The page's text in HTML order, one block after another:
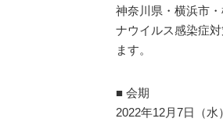
神奈川県・横浜市
ナウイルス感染症
ます。
■ 会期
2022年12月7日（水